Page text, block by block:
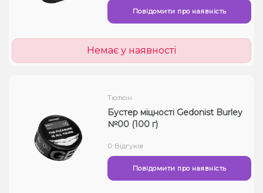
Повідомити про наявність
Немає у наявності
Тютюн
Бустер міцності Gedonist Burley
№00 (100 г)
0 Відгуків
Повідомити про наявність